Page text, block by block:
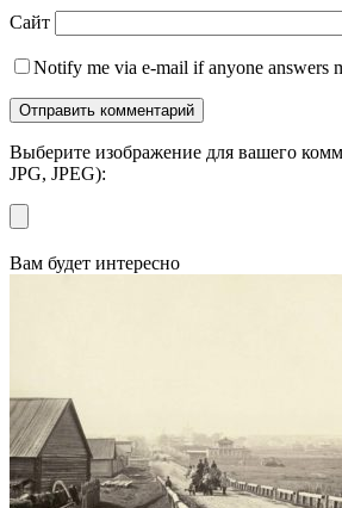
Сайт
Notify me via e-mail if anyone answers
Выберите изображение для вашего
JPG, JPEG):
Вам будет интересно